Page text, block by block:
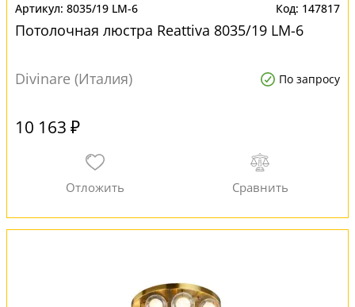
8035/19 LM-6 147817
Потолочная люстра Reattiva 8035/19 LM-6
Divinare (Италия) По запросу
10 163 ₽